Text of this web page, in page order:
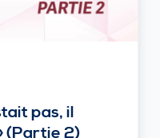
pas, il
(Partie 2)